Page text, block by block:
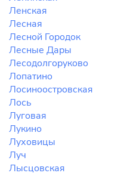
Ленская
Лесная
Лесной Городок
Лесные Дары
Лесодолгоруково
Лопатино
Лосиноостровская
Лось
Луговая
Лукино
Луховицы
Луч
Лысцовская